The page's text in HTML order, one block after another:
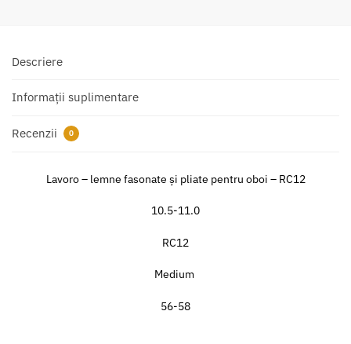
Descriere
Informații suplimentare
Recenzii 0
Lavoro – lemne fasonate și pliate pentru oboi – RC12
10.5-11.0
RC12
Medium
56-58